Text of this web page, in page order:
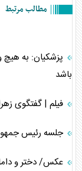
مطالب مرتبط
پزشکیان: به هیچ
باشد
فیلم | گفتگوی
جلسه رئیس
عکس/ دختر و